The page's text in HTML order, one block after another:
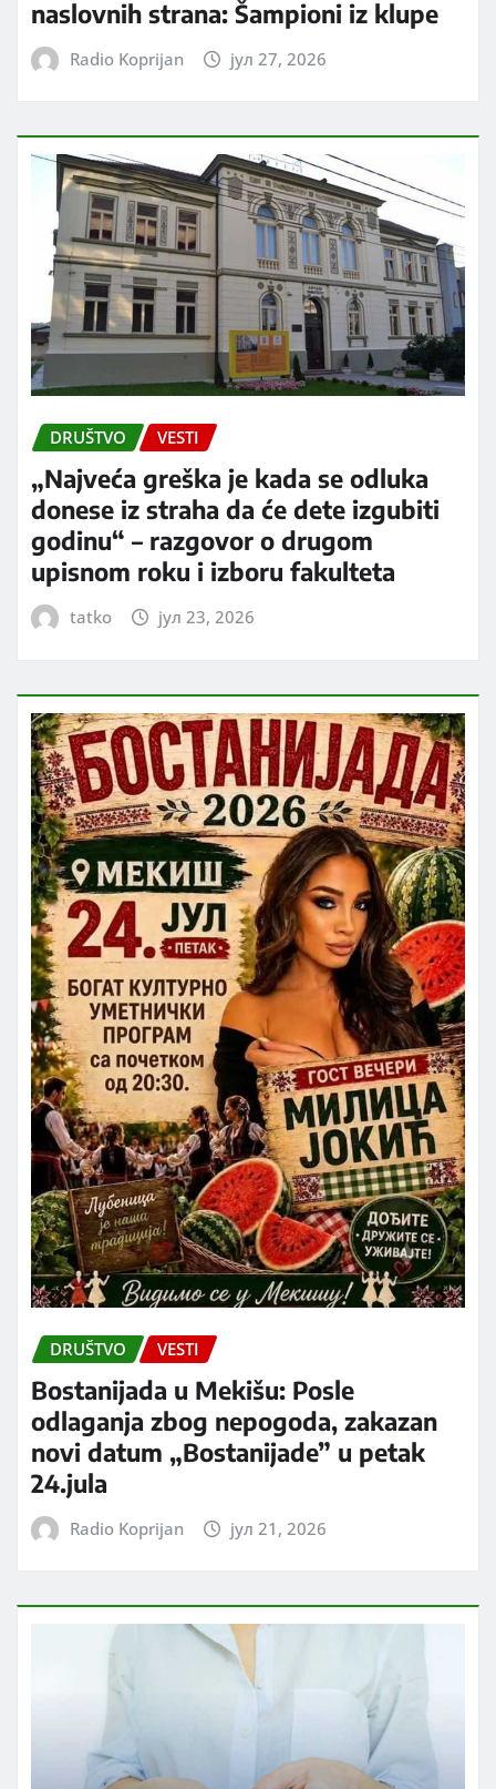
naslovnih strana: Šampioni iz klupe
Radio Koprijan јул 27, 2026
DRUŠTVO VESTI
„Najveća greška je kada se odluka
donese iz straha da će dete izgubiti
godinu“ – razgovor o drugom
upisnom roku i izboru fakulteta
tatko јул 23, 2026
DRUŠTVO VESTI
Bostanijada u Mekišu: Posle
odlaganja zbog nepogoda, zakazan
novi datum „Bostanijade” u petak
24.jula
Radio Koprijan јул 21, 2026